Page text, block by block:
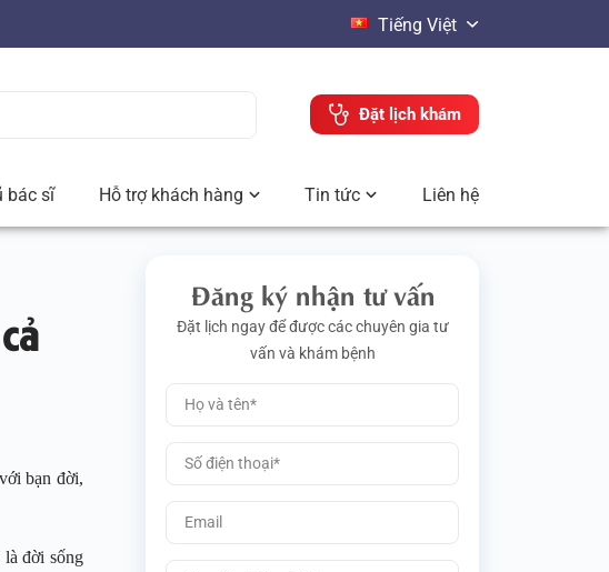
Tiếng Việt
Đặt lịch khám
bác sĩ Hỗ trợ khách hàng Tin tức Liên hệ
bạn đời,
đời sống
Đăng ký nhận tư vấn
Đặt lịch ngay để được các chuyên gia tư
vấn và khám bệnh